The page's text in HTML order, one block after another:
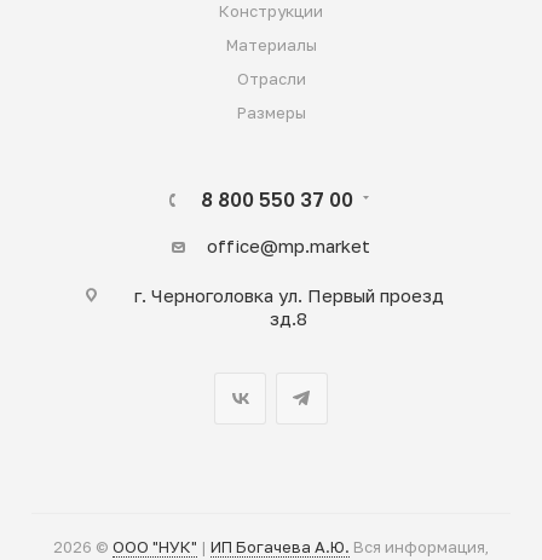
Конструкции
Материалы
Отрасли
Размеры
8 800 550 37 00
office@mp.market
г. Черноголовка ул. Первый проезд
зд.8
2026 © ООО "НУК" | ИП Богачева А.Ю. Вся информация,